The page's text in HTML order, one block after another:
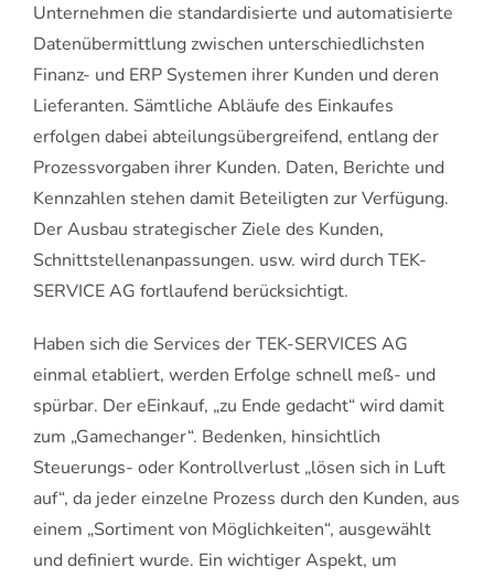
Unternehmen die standardisierte und automatisierte
Datenübermittlung zwischen unterschiedlichsten
Finanz- und ERP Systemen ihrer Kunden und deren
Lieferanten. Sämtliche Abläufe des Einkaufes
erfolgen dabei abteilungsübergreifend, entlang der
Prozessvorgaben ihrer Kunden. Daten, Berichte und
Kennzahlen stehen damit Beteiligten zur Verfügung.
Der Ausbau strategischer Ziele des Kunden,
Schnittstellenanpassungen. usw. wird durch TEK-
SERVICE AG fortlaufend berücksichtigt.
Haben sich die Services der TEK-SERVICES AG
einmal etabliert, werden Erfolge schnell meß- und
spürbar. Der eEinkauf, „zu Ende gedacht“ wird damit
zum „Gamechanger“. Bedenken, hinsichtlich
Steuerungs- oder Kontrollverlust „lösen sich in Luft
auf“, da jeder einzelne Prozess durch den Kunden, aus
einem „Sortiment von Möglichkeiten“, ausgewählt
und definiert wurde. Ein wichtiger Aspekt, um